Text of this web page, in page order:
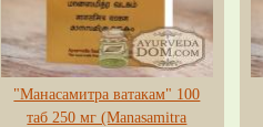
"Манасамитра ватакам" 100
таб 250 мг (Manasamitra